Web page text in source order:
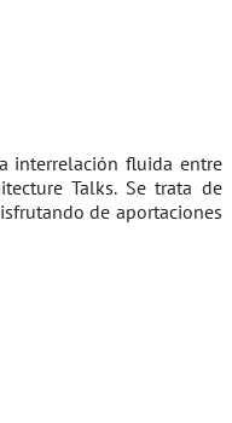
interrelación fluida entre
Talks. Se trata de
de aportaciones